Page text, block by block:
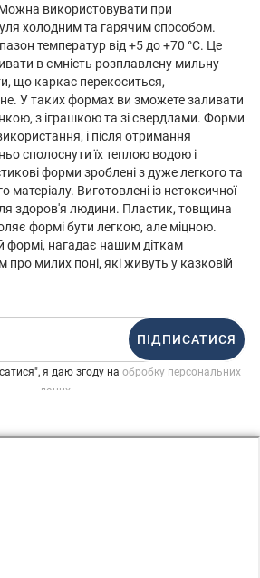
використовувати при
холодним та гарячим способом.
температур від +5 до +70 °С. Це
в ємність розплавлену мильну
що каркас перекоситься,
У таких формах ви зможете заливати
з іграшкою та зі свердлами. Форми
і після отримання
сполоснути їх теплою водою і
форми зроблені з дуже легкого та
матеріалу. Виготовлені із нетоксичної
здоров'я людини. Пластик, товщина
формі бути легкою, але міцною.
формі, нагадає нашим діткам
милих поні, які живуть у казковій
ПІДПИСАТИСЯ
я даю згоду на обробку персональних
даних